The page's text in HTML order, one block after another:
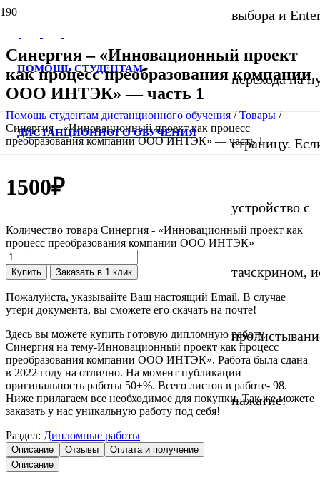
ПОМОЩЬ СТУДЕНТАМ
ДИСТАНЦИОННОГО ОБУЧЕНИЯ
выбора и
перехода на
страницу.
устройство с
тачскрином,
нажатие.
Синергия – «Инновационный проект
как процесс преобразования компании
ООО ИНТЭК» — часть 1
Помощь студентам дистанционного обучения /Товары /
Синергия - «Инновационный проект как процесс
преобразования компании ООО ИНТЭК» — часть 1
1500₽
Количество товара Синергия - «Инновационный проект как
процесс преобразования компании ООО ИНТЭК»
Купить Заказать в 1 клик
Пожалуйста, указывайте Ваш настоящий Email. В случае
утери документа, вы сможете его скачать на почте!
Здесь вы можете купить готовую дипломную работу
Синергия на тему-Инновационный проект как процесс
преобразования компании ООО ИНТЭК». Работа была сдана
в 2022 году на отлично. На момент публикации
оригинальность работы 50+%. Всего листов в работе- 98.
Ниже прилагаем все необходимое для покупки. Так же можете
заказать у нас уникальную работу под себя!
Раздел: Дипломные работы
Описание Отзывы
Оплата и получение
Описание